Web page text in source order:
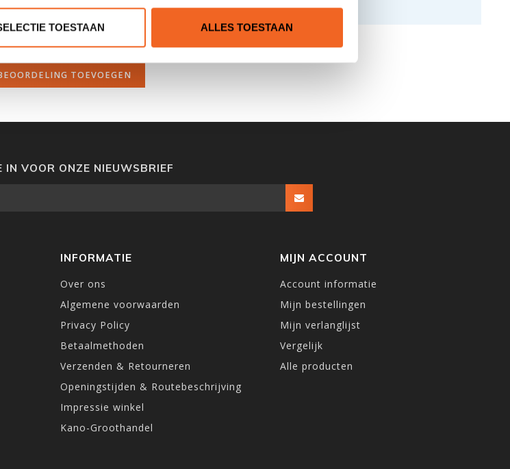
TOESTAAN ALLES TOESTAAN
op basis van 0 beoordelingen
TOEVOEGEN
IN VOOR ONZE NIEUWSBRIEF
INFORMATIE
Over ons
Algemene voorwaarden
Privacy Policy
Betaalmethoden
Verzenden & Retourneren
Openingstijden & Routebeschrijving
Impressie winkel
Kano-Groothandel
MIJN ACCOUNT
Account informatie
Mijn bestellingen
Mijn verlanglijst
Vergelijk
Alle producten